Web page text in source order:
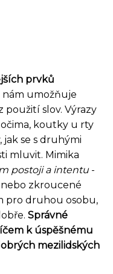
prvků
nám umožňuje
použití slov. Výrazy
koutky u rty
jak se s druhými
mluvit. Mimika
postoji a intentu -
zkroucené
pro druhou osobu,
Správné
k úspěšnému
mezilidských